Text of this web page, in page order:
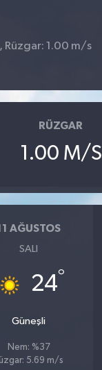
Rüzgar: 1.00 m/s
RÜZGAR
1.00 M/S
AĞUSTOS
SALI
24°
Güneşli
Nem: %37
5.69 m/s